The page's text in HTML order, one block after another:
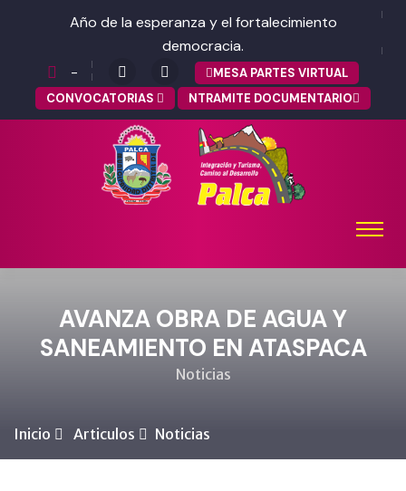
Año de la esperanza y el fortalecimiento
democracia.
-
MESA PARTES VIRTUAL
CONVOCATORIAS
NTRAMITE DOCUMENTARIO
AVANZA OBRA DE AGUA Y
SANEAMIENTO EN ATASPACA
Noticias
Inicio Articulos Noticias